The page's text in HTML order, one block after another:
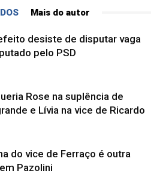
Mais do autor
desiste de disputar vaga
pelo PSD
Rose na suplência de
e Lívia na vice de Ricardo
do vice de Ferraço é outra
Pazolini